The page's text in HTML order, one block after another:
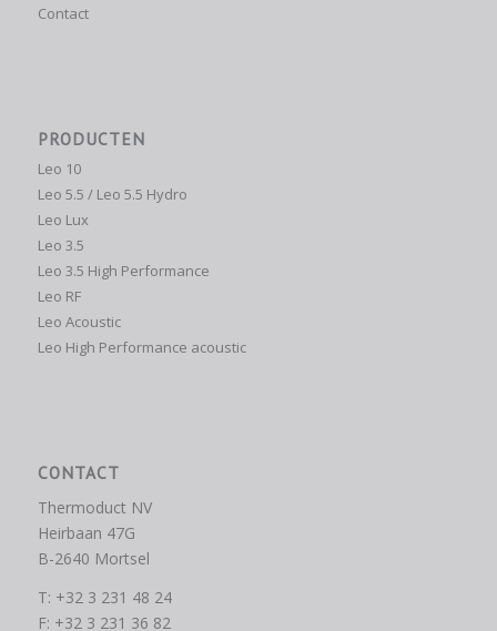
Contact
PRODUCTEN
Leo 10
Leo 5.5 / Leo 5.5 Hydro
Leo Lux
Leo 3.5
Leo 3.5 High Performance
Leo RF
Leo Acoustic
Leo High Performance acoustic
CONTACT
Thermoduct NV
Heirbaan 47G
B-2640 Mortsel
T: +32 3 231 48 24
F: +32 3 231 36 82